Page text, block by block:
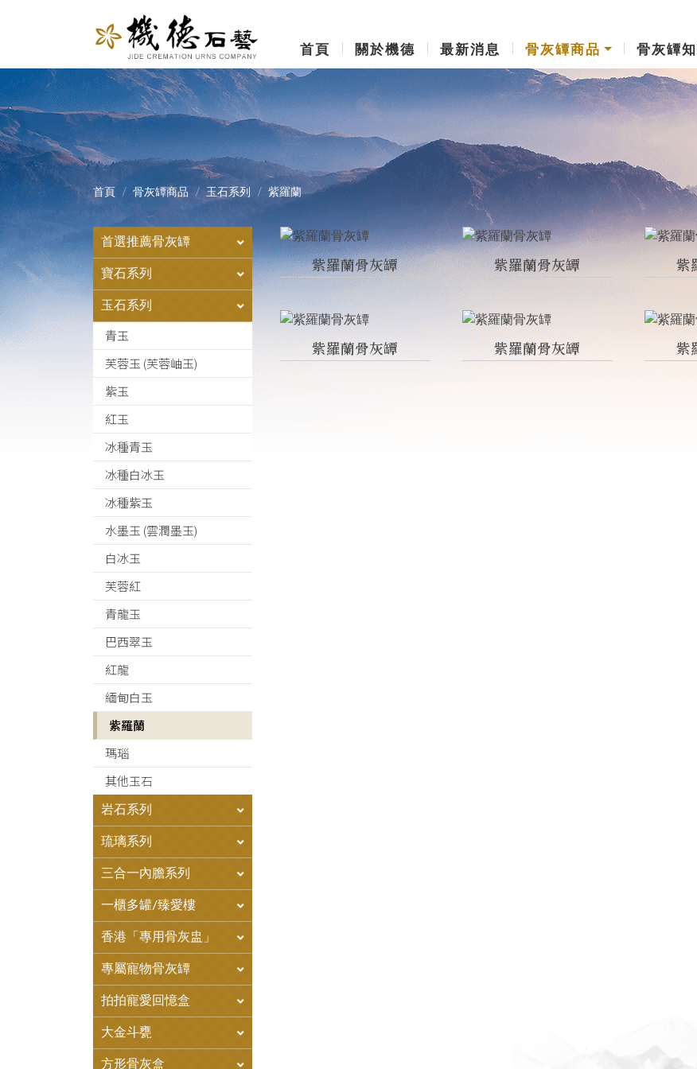
首頁 關於機德 最新消息 骨灰罈商品 骨灰罈
首頁 骨灰罈商品 玉石系列 紫羅蘭
首選推薦骨灰罈
寶石系列
玉石系列
青玉
芙蓉玉 (芙蓉岫玉)
紫玉
紅玉
冰種青玉
冰種白冰玉
冰種紫玉
水墨玉 (雲潤墨玉)
白冰玉
芙蓉紅
青龍玉
巴西翠玉
紅龍
緬甸白玉
紫羅蘭
瑪瑙
其他玉石
岩石系列
琉璃系列
三合一內膽系列
一櫃多罐/臻愛樓
香港「專用骨灰盅」
專屬寵物骨灰罈
拍拍寵愛回憶盒
大金斗甕
方形骨灰盒
紫羅蘭骨灰罈 紫羅蘭骨灰罈 紫
紫羅蘭骨灰罈 紫羅蘭骨灰罈 紫